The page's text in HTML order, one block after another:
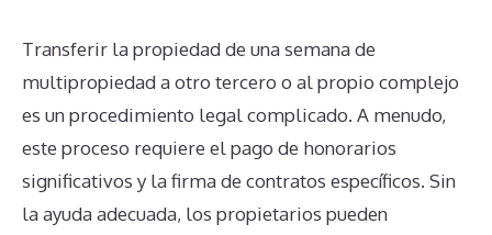
Transferir la propiedad de una semana de
multipropiedad a otro tercero o al propio complejo
es un procedimiento legal complicado. A menudo,
este proceso requiere el pago de honorarios
significativos y la firma de contratos específicos. Sin
la ayuda adecuada, los propietarios pueden